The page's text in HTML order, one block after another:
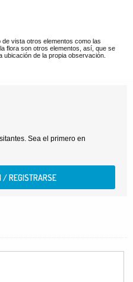
vista otros elementos como las
flora son otros elementos, así, que se
de la propia observación.
Sea el primero en